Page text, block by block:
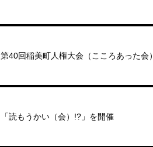
第40回稲美町人権大会（こころあった会）
「読もうかい（会）!?」を開催